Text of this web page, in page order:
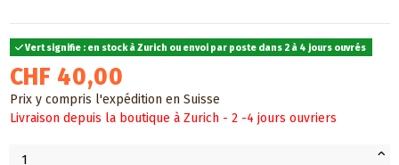
Vert signifie : en stock à Zurich ou envoi par poste dans 2 à 4 jours ouvrés
CHF 40,00
Prix y compris l'expédition en Suisse
Livraison depuis la boutique à Zurich - 2 -4 jours ouvriers